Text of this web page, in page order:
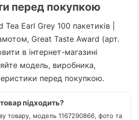
перед покупкою
Earl Grey 100 пакетиків |
Great Taste Award (арт.
в інтернет-магазині
модель, виробника,
перед покупкою.
підходить?
товару, модель 1167290866, фото та